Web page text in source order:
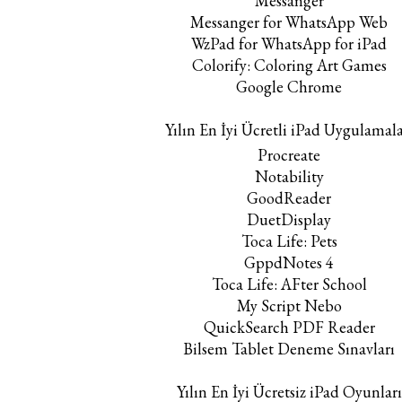
Messanger for WhatsApp Web
WzPad for WhatsApp for iPad
Colorify: Coloring Art Games
Google Chrome
Yılın En İyi Ücretli iPad
Procreate
Notability
GoodReader
DuetDisplay
Toca Life: Pets
GppdNotes 4
Toca Life: AFter School
My Script Nebo
QuickSearch PDF Reader
Bilsem Tablet Deneme Sınavları
Yılın En İyi Ücretsiz iPad Oyunları